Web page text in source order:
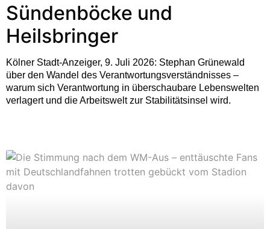
Sündenböcke und
Heilsbringer
Kölner Stadt-Anzeiger, 9. Juli 2026: Stephan Grünewald
über den Wandel des Verantwortungsverständnisses –
warum sich Verantwortung in überschaubare Lebenswelten
verlagert und die Arbeitswelt zur Stabilitätsinsel wird.